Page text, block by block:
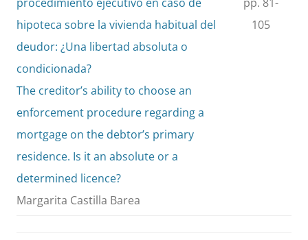
hipoteca sobre la vivienda habitual del
deudor: ¿Una libertad absoluta o
condicionada?
The creditor’s ability to choose an
enforcement procedure regarding a
mortgage on the debtor’s primary
residence. Is it an absolute or a
determined licence?
Margarita Castilla Barea
105